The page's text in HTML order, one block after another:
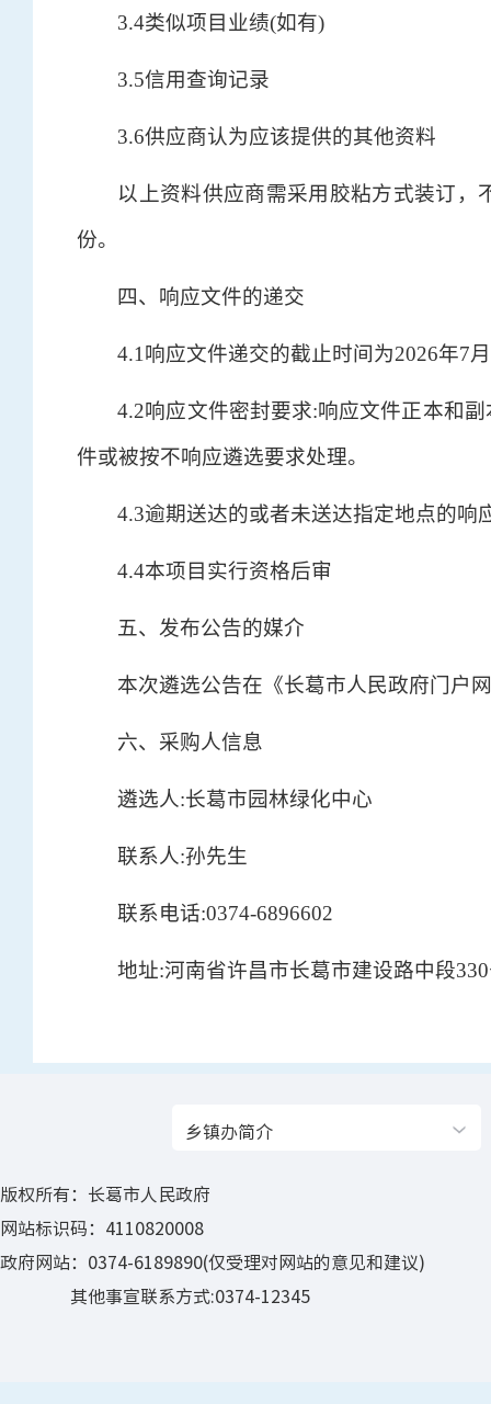
3.4类似项目业绩(如有)
3.5信用查询记录
3.6供应商认为应该提供的其他资料
以上资料供应商需采用胶粘方式装订
份。
四、响应文件的递交
4.1响应文件递交的截止时间为2026年7
4.2响应文件密封要求:响应文件正本和
件或被按不响应遴选要求处理。
4.3逾期送达的或者未送达指定地点的响
4.4本项目实行资格后审
五、发布公告的媒介
本次遴选公告在《长葛市人民政府门户
六、采购人信息
遴选人:长葛市园林绿化中心
联系人:孙先生
联系电话:0374-6896602
地址:河南省许昌市长葛市建设路中段
乡镇办简介
版权所有：长葛市人民政府
网站标识码：4110820008
政府网站：0374-6189890(仅受理对网站的意见和建议)
其他事宣联系方式:0374-12345